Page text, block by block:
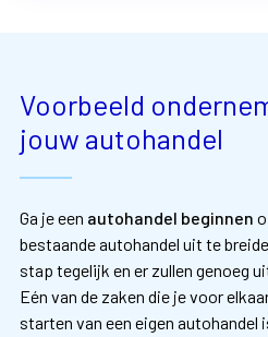
Voorbeeld
jouw autohandel
Ga je een autohandel beginnen
bestaande autohandel uit te
stap tegelijk en er zullen genoeg
Eén van de zaken die je voor
starten van een eigen autohandel